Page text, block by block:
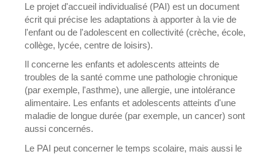
Le projet d'accueil individualisé (PAI) est un document
écrit qui précise les adaptations à apporter à la vie de
l'enfant ou de l'adolescent en collectivité (crèche, école,
collège, lycée, centre de loisirs).
Il concerne les enfants et adolescents atteints de
troubles de la santé comme une pathologie chronique
(par exemple, l'asthme), une allergie, une intolérance
alimentaire. Les enfants et adolescents atteints d'une
maladie de longue durée (par exemple, un cancer) sont
aussi concernés.
Le PAI peut concerner le temps scolaire, mais aussi le